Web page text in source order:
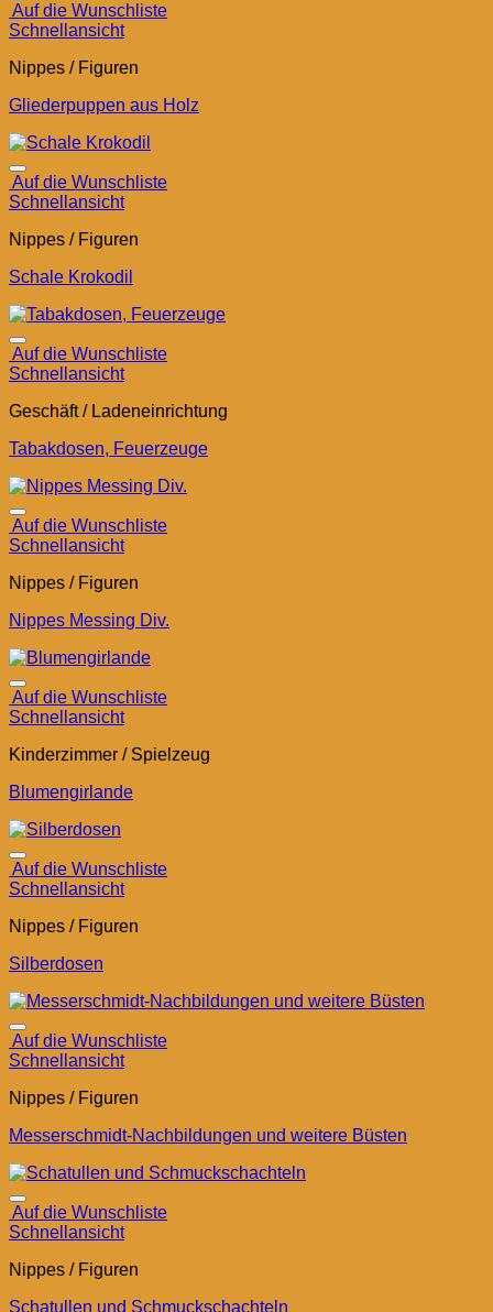
Auf die Wunschliste
Schnellansicht
Nippes / Figuren
Gliederpuppen aus Holz
Auf die Wunschliste
Schnellansicht
Nippes / Figuren
Schale Krokodil
Auf die Wunschliste
Schnellansicht
Geschäft / Ladeneinrichtung
Tabakdosen, Feuerzeuge
Auf die Wunschliste
Schnellansicht
Nippes / Figuren
Nippes Messing Div.
Auf die Wunschliste
Schnellansicht
Kinderzimmer / Spielzeug
Blumengirlande
Auf die Wunschliste
Schnellansicht
Nippes / Figuren
Silberdosen
Auf die Wunschliste
Schnellansicht
Nippes / Figuren
Messerschmidt-Nachbildungen und weitere Büsten
Auf die Wunschliste
Schnellansicht
Nippes / Figuren
Schatullen und Schmuckschachteln